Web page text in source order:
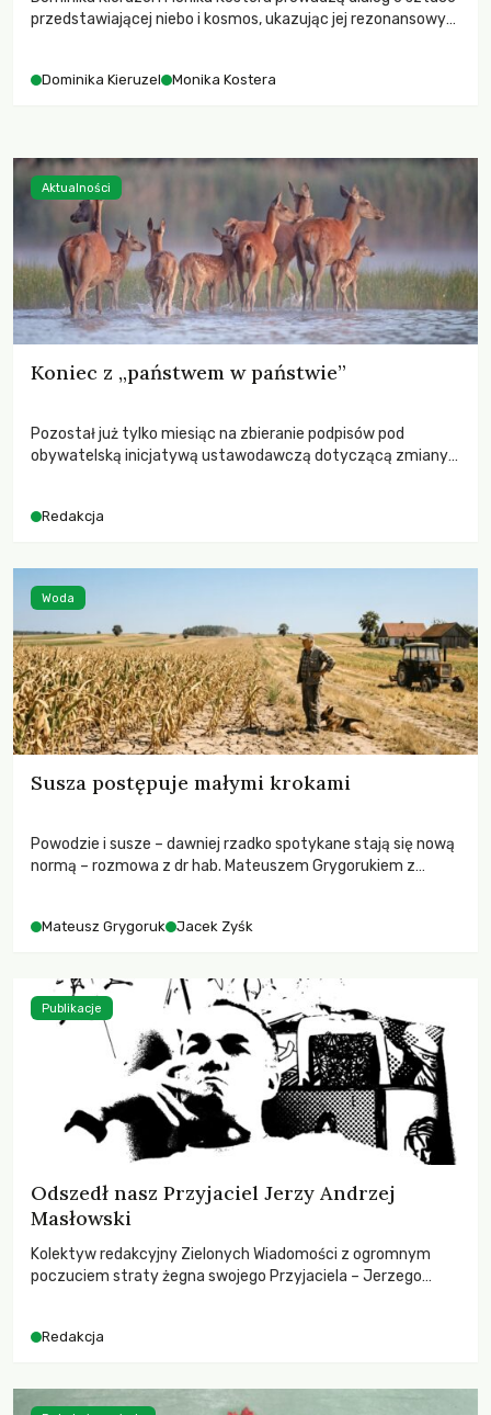
przedstawiającej niebo i kosmos, ukazując jej rezonansowy
Dominika Kieruzel Monika Kostera
Koniec z „państwem w państwie”
Pozostał już tylko miesiąc na zbieranie podpisów pod
obywatelską inicjatywą ustawodawczą dotyczącą zmiany
niezwykle korzystne rozwiązania dla przyrody i zwierząt,
funkcjonowania łowiectwa w Polsce.
Redakcja
Aktualności
Susza postępuje małymi krokami
Powodzie i susze – dawniej rzadko spotykane stają się nową
normą – rozmowa z dr hab. Mateuszem Grygorukiem z
Mateusz Grygoruk Jacek Zyśk
Woda
Odszedł nasz Przyjaciel Jerzy Andrzej
Masłowski
Kolektyw redakcyjny Zielonych Wiadomości z ogromnym
poczuciem straty żegna swojego Przyjaciela – Jerzego
Redakcja
Publikacje